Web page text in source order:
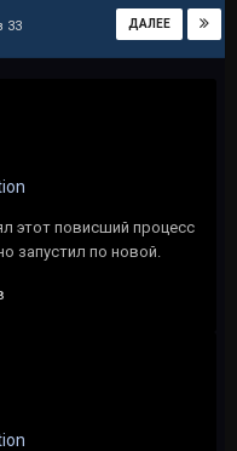
ДАЛЕЕ
33
этот повисший процесс
запустил по новой.